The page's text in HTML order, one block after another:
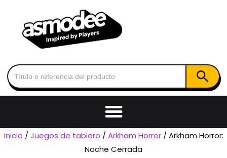
Buscar: Botón de
Inicio /Juegos de tablero /Arkham Horror/ Arkham Horror:
Noche Cerrada